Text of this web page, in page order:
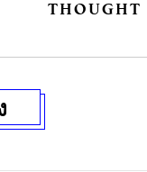
THOUGHT